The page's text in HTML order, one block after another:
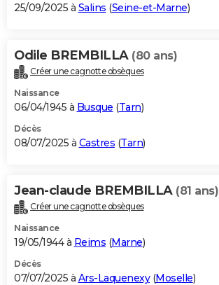
S'inscrire
Se connecter
Lycées
Collèges
Primaires
Universités
Entreprises
Service militaire
Avis de recherche
AVIS DE DÉCÈS
Bricolage
Lifestyle
Culture
Sport
Auto
Television
Voyage
Cinema
25/09/2025 à Salins (Seine-et-Marne)
Odile BREMBILLA (80 ans)
Créer une cagnotte obsèques
Naissance
06/04/1945 à Busque (Tarn)
Décès
08/07/2025 à Castres (Tarn)
Jean-claude BREMBILLA (81 ans)
Créer une cagnotte obsèques
Naissance
19/05/1944 à Reims (Marne)
Décès
07/07/2025 à Ars-Laquenexy(Moselle)